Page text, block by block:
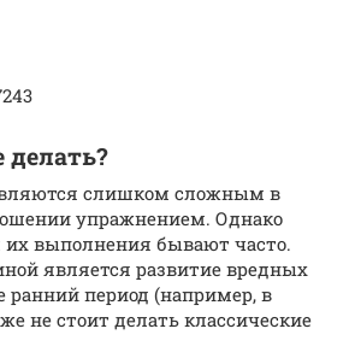
слишком сложным в
упражнением. Однако
выполнения бывают часто.
является развитие вредных
ранний период (например, в
не стоит делать классические